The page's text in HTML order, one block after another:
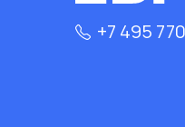
+7 495